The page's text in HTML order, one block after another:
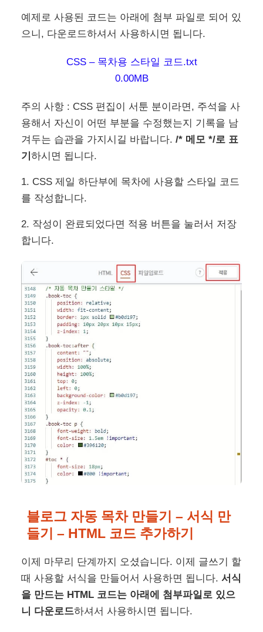
예제로 사용된 코드는 아래에 첨부 파일로 되어 있
으니, 다운로드하셔서 사용하시면 됩니다.
CSS – 목차용 스타일 코드.txt
0.00MB
주의 사항 : CSS 편집이 서툰 분이라면, 주석을 사
용해서 자신이 어떤 부분을 수정했는지 기록을 남
겨두는 습관을 가지시길 바랍니다./* 메모 */로 표
기하시면 됩니다.
1. CSS 제일 하단부에 목차에 사용할 스타일 코드
를 작성합니다.
2. 작성이 완료되었다면 적용 버튼을 눌러서 저장
합니다.
블로그 자동 목차 만들기 – 서식 만
들기 – HTML 코드 추가하기
이제 마무리 단계까지 오셨습니다. 이제 글쓰기 할
때 사용할 서식을 만들어서 사용하면 됩니다.서식
을 만드는 HTML 코드는 아래에 첨부파일로 있으
니 다운로드하셔서 사용하시면 됩니다.